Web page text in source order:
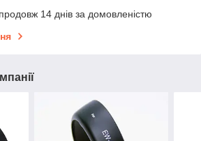
14 днів за домовленістю